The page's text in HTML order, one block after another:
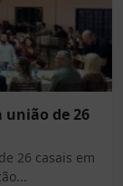
de 26
26 casais em